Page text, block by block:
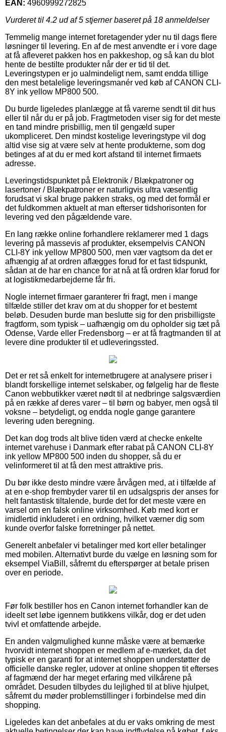
EAN: 4960999272825
Vurderet til 4.2 ud af 5 stjerner baseret på 18 anmeldelser
Temmelig mange internet foretagender yder nu til dags flere
løsninger til levering. En af de mest anvendte er i vore dage
at få afleveret pakken hos en pakkeshop, og så kan du blot
hente de bestilte produkter når der er tid til det.
Leveringstypen er jo ualmindeligt nem, samt endda tillige
den mest betalelige leveringsmanér ved køb af CANON CLI-
8Y ink yellow MP800 500.
Du burde ligeledes planlægge at få varerne sendt til dit hus
eller til når du er på job. Fragtmetoden viser sig for det meste
en tand mindre prisbillig, men til gengæld super
ukompliceret. Den mindst kostelige leveringstype vil dog
altid vise sig at være selv at hente produkterne, som dog
betinges af at du er med kort afstand til internet firmaets
adresse.
Leveringstidspunktet på Elektronik / Blækpatroner og
lasertoner / Blækpatroner er naturligvis ultra væsentlig
forudsat vi skal bruge pakken straks, og med det formål er
det fuldkommen aktuelt at man efterser tidshorisonten for
levering ved den pågældende vare.
En lang række online forhandlere reklamerer med 1 dags
levering på massevis af produkter, eksempelvis CANON
CLI-8Y ink yellow MP800 500, men vær vagtsom da det er
afhængig af at ordren aflægges forud for et fast tidspunkt,
sådan at de har en chance for at nå at få ordren klar forud for
at logistikmedarbejderne får fri.
Nogle internet firmaer garanterer fri fragt, men i mange
tilfælde stiller det krav om at du shopper for et bestemt
beløb. Desuden burde man beslutte sig for den prisbilligste
fragtform, som typisk – uafhængig om du opholder sig tæt på
Odense, Varde eller Fredensborg – er at få fragtmanden til at
levere dine produkter til et udleveringssted.
Det er ret så enkelt for internetbrugere at analysere priser i
blandt forskellige internet selskaber, og følgelig har de fleste
Canon webbutikker været nødt til at nedbringe salgsværdien
på en række af deres varer – til børn og babyer, men også til
voksne – betydeligt, og endda nogle gange garantere
levering uden beregning.
Det kan dog trods alt blive tiden værd at checke enkelte
internet varehuse i Danmark efter rabat på CANON CLI-8Y
ink yellow MP800 500 inden du shopper, så du er
velinformeret til at få den mest attraktive pris.
Du bør ikke desto mindre være årvågen med, at i tilfælde af
at en e-shop frembyder varer til en udsalgspris der anses for
helt fantastisk tiltalende, burde det for det meste være en
varsel om en falsk online virksomhed. Køb med kort er
imidlertid inkluderet i en ordning, hvilket værner dig som
kunde overfor falske forretninger på nettet.
Generelt anbefaler vi betalinger med kort eller betalinger
med mobilen. Alternativt burde du vælge en løsning som for
eksempel ViaBill, såfremt du efterspørger at betale prisen
over en periode.
Før folk bestiller hos en Canon internet forhandler kan de
ideelt set løbe igennem butikkens vilkår, dog er det uden
tvivl et omfattende arbejde.
En anden valgmulighed kunne måske være at bemærke
hvorvidt internet shoppen er medlem af e-mærket, da det
typisk er en garanti for at internet shoppen understøtter de
officielle danske regler, udover at online shoppen tit efterses
af fagmænd der har meget erfaring med vilkårene på
området. Desuden tilbydes du lejlighed til at blive hjulpet,
såfremt du møder problemstillinger i forbindelse med din
shopping.
Ligeledes kan det anbefales at du er vaks omkring de mest